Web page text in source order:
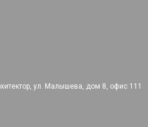
ул. Малышева, дом 8, офис 111